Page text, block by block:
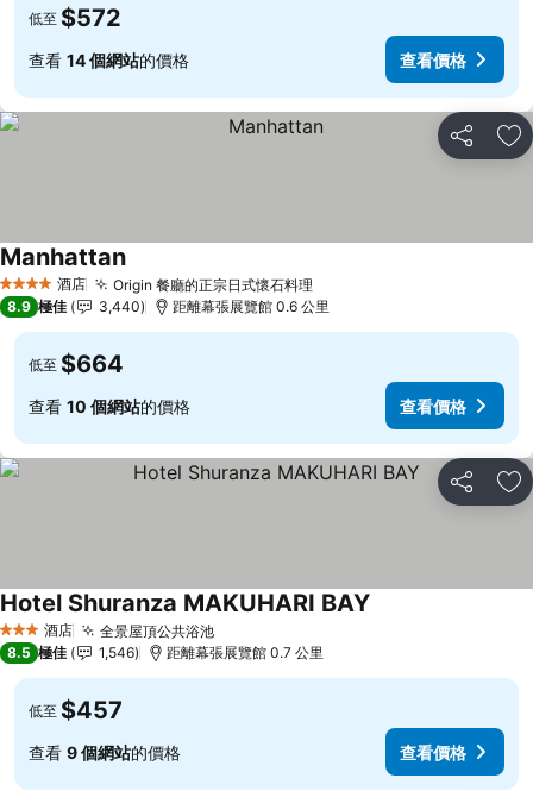
低至 $572
查看 14 個網站的價格 查看價格
分享 放
4 星級 酒店 Origin 餐廳的正宗日式懷石料理
Manhattan
8.9 極佳 3,440 距離幕張展覽館 0.6 公里
低至 $664
查看 10 個網站的價格 查看價格
分享 放
3 星級 酒店 全景屋頂公共浴池
Hotel Shuranza MAKUHARI BAY
8.5 極佳 1,546 距離幕張展覽館 0.7 公里
低至 $457
查看 9 個網站的價格 查看價格